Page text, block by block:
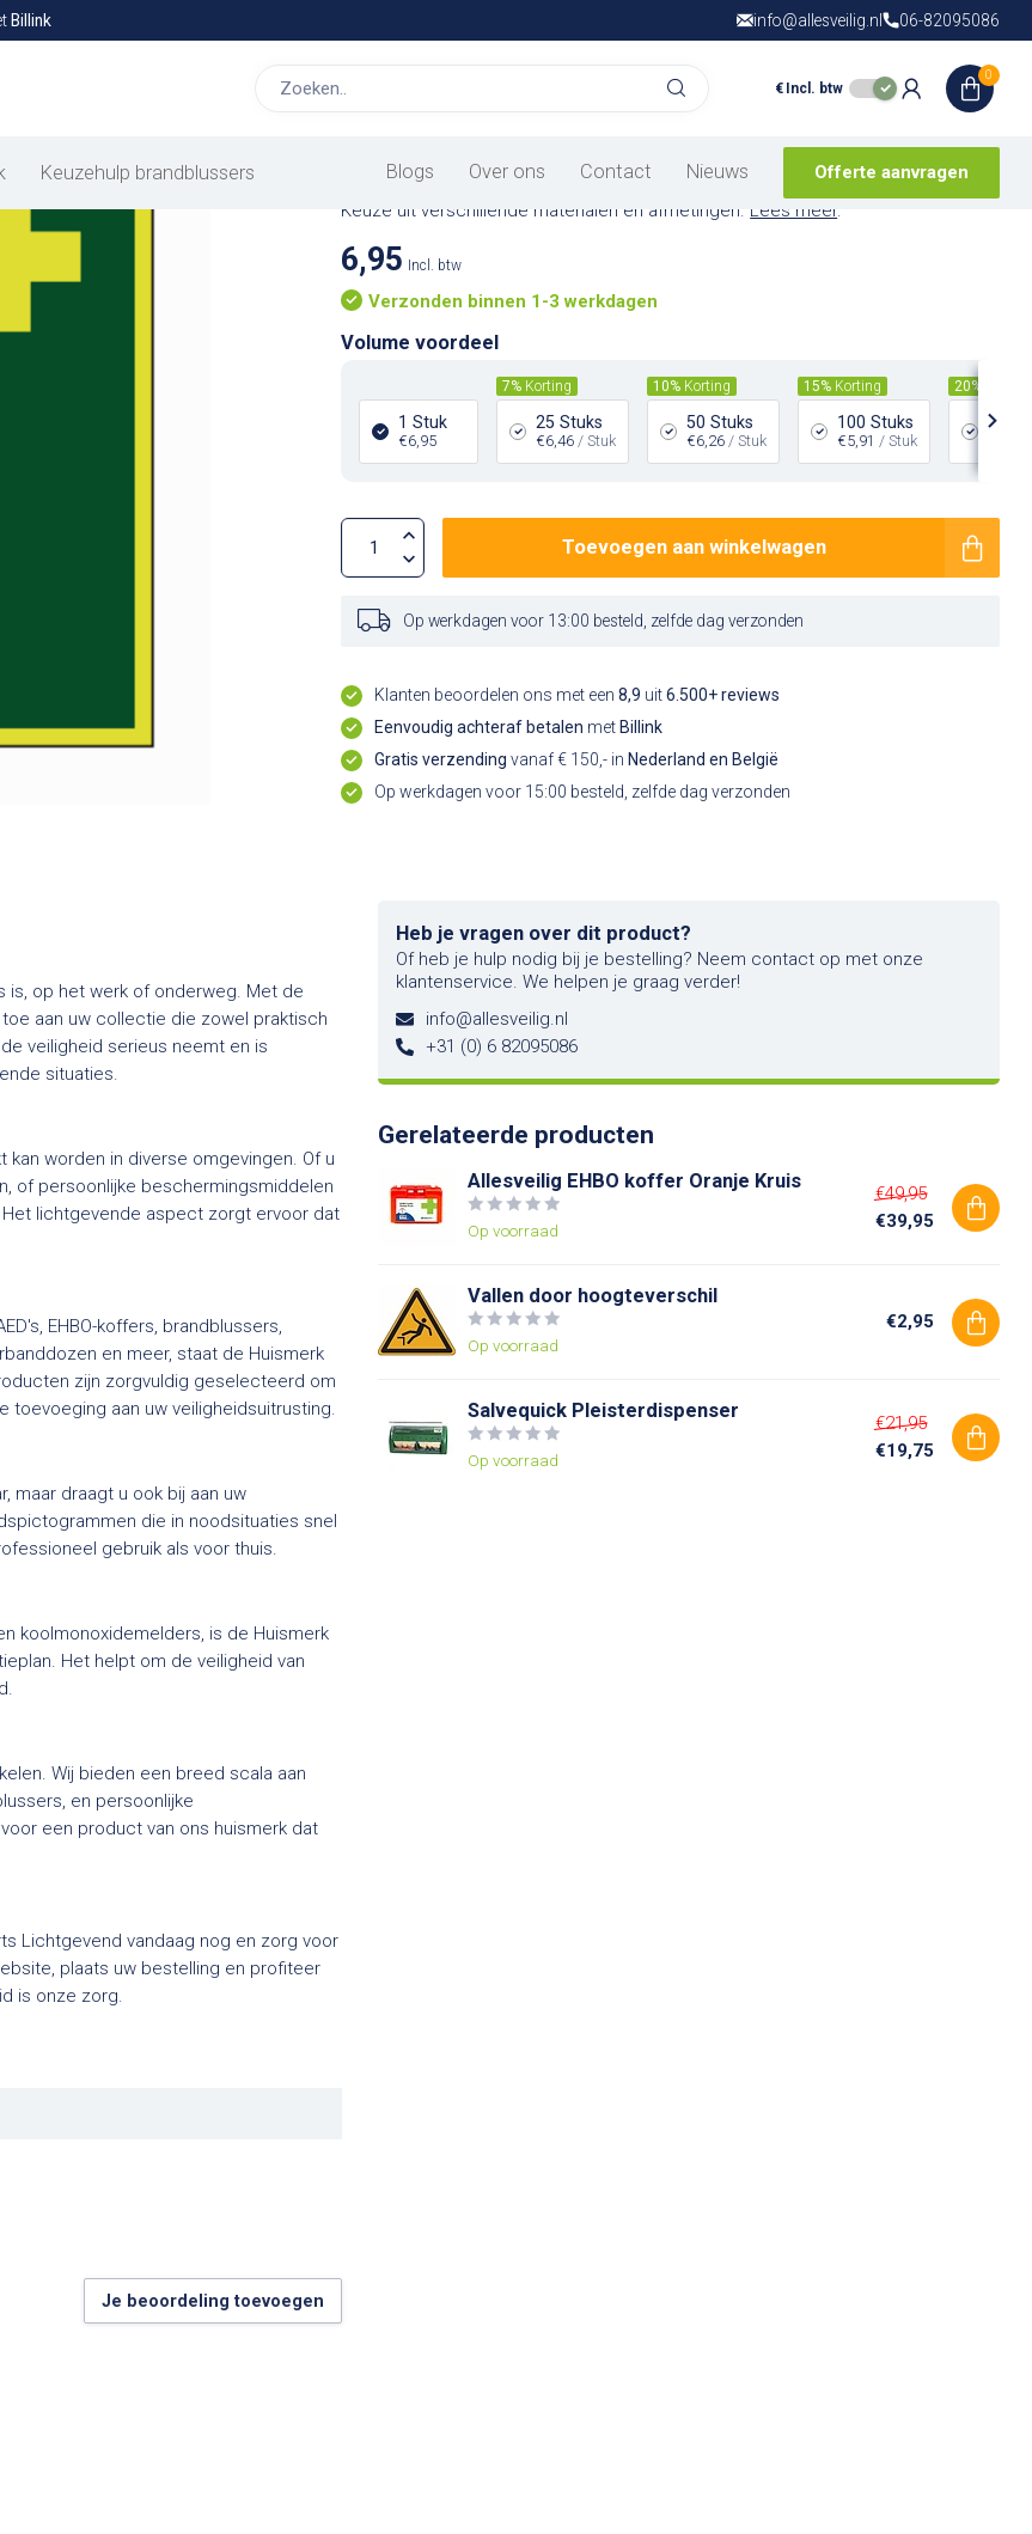
Billink Gratis verzendingvanaf € 150,- in
info@allesveilig.nl 06-82095086
€ Incl. btw
0
Keuzehulp brandblussers Blogs Over ons Contact Nieuws Offerte aanvragen
Met een arts lichtgevend pictogram geef je aan dat er een arts aanwezig is.
Keuze uit verschillende materialen en afmetingen. Lees meer.
6,95 Incl. btw
Verzonden binnen 1-3 werkdagen
Volume voordeel
1 Stuk
€6,95
7% Korting
25 Stuks
€6,46 / Stuk
10% Korting
50 Stuks
€6,26 / Stuk
15% Korting
100 Stuks
€5,91 / Stuk
20%
200
Toevoegen aan winkelwagen
Op werkdagen voor 13:00 besteld, zelfde dag verzonden
Klanten beoordelen ons met een8,9 uit6.500+ reviews
Eenvoudig achteraf betalen met Billink
Gratis verzending vanaf € 150,- in Nederland en België
Op werkdagen voor 15:00 besteld, zelfde dag verzonden
is, op het werk of onderweg. Met de
aan uw collectie die zowel praktisch
veiligheid serieus neemt en is
situaties.
worden in diverse omgevingen. Of u
of persoonlijke beschermingsmiddelen
lichtgevende aspect zorgt ervoor dat
EHBO-koffers, brandblussers,
en meer, staat de Huismerk
zijn zorgvuldig geselecteerd om
toevoeging aan uw veiligheidsuitrusting.
maar draagt u ook bij aan uw
die in noodsituaties snel
gebruik als voor thuis.
koolmonoxidemelders, is de Huismerk
Het helpt om de veiligheid van
Wij bieden een breed scala aan
en persoonlijke
een product van ons huismerk dat
Lichtgevend vandaag nog en zorg voor
plaats uw bestelling en profiteer
is onze zorg.
Je beoordeling toevoegen
Heb je vragen over dit product?
Of heb je hulp nodig bij je bestelling? Neem contact op met onze
klantenservice. We helpen je graag verder!
info@allesveilig.nl
+31 (0) 6 82095086
Gerelateerde producten
Allesveilig EHBO koffer Oranje Kruis
Op voorraad
€49,95
€39,95
Vallen door hoogteverschil
Op voorraad
€2,95
Salvequick Pleisterdispenser
Op voorraad
€21,95
€19,75